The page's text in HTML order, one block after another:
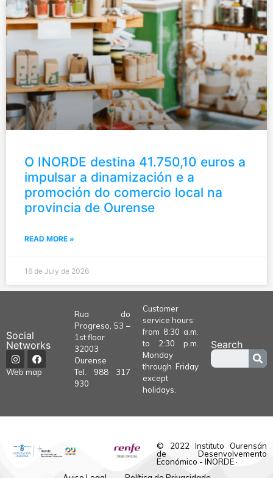
O INORDE destina 41.750,10 euros a
impulsar a dinamización e a
promoción do comercio local na
provincia de Ourense
READ MORE »
16 de July de 2026
Social
Networks
Web map
Rua do
Progreso, 53 –
1st floor
32003
Ourense
Tel. 988 317
930
Customer
service hours:
from 8:30 a.m.
to 2:30 p.m.
Monday
through Friday
except
holidays.
Search
© 2022 Instituto Ourensán
de Desenvolvemento
Económico - INORDE ·